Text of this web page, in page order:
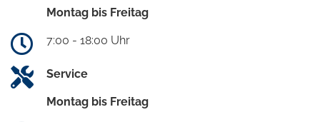
Montag bis Freitag
7:00 - 18:00 Uhr
Service
Montag bis Freitag